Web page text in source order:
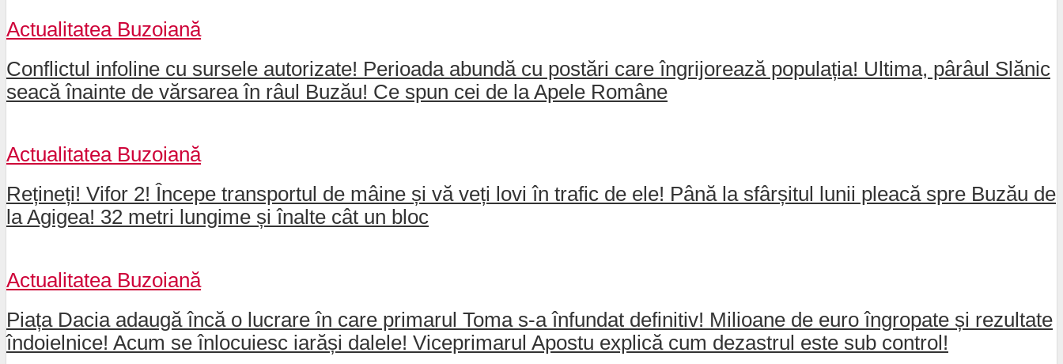
Actualitatea Buzoiană
Conflictul infoline cu sursele autorizate! Perioada abundă cu postări care îngrijorează populația! Ultima, pârâul Slănic
seacă înainte de vărsarea în râul Buzău! Ce spun cei de la Apele Române
Actualitatea Buzoiană
Rețineți! Vifor 2! Începe transportul de mâine și vă veți lovi în trafic de ele! Până la sfârșitul lunii pleacă spre Buzău de
la Agigea! 32 metri lungime și înalte cât un bloc
Actualitatea Buzoiană
Piața Dacia adaugă încă o lucrare în care primarul Toma s-a înfundat definitiv! Milioane de euro îngropate și rezultate
îndoielnice! Acum se înlocuiesc iarăși dalele! Viceprimarul Apostu explică cum dezastrul este sub control!